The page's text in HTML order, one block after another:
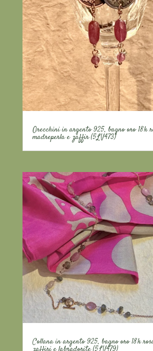
Orecchini in argento 925, bagno oro 18k
madreperla e zaffir (5LV473)
Collana in argento 925, bagno oro 18k